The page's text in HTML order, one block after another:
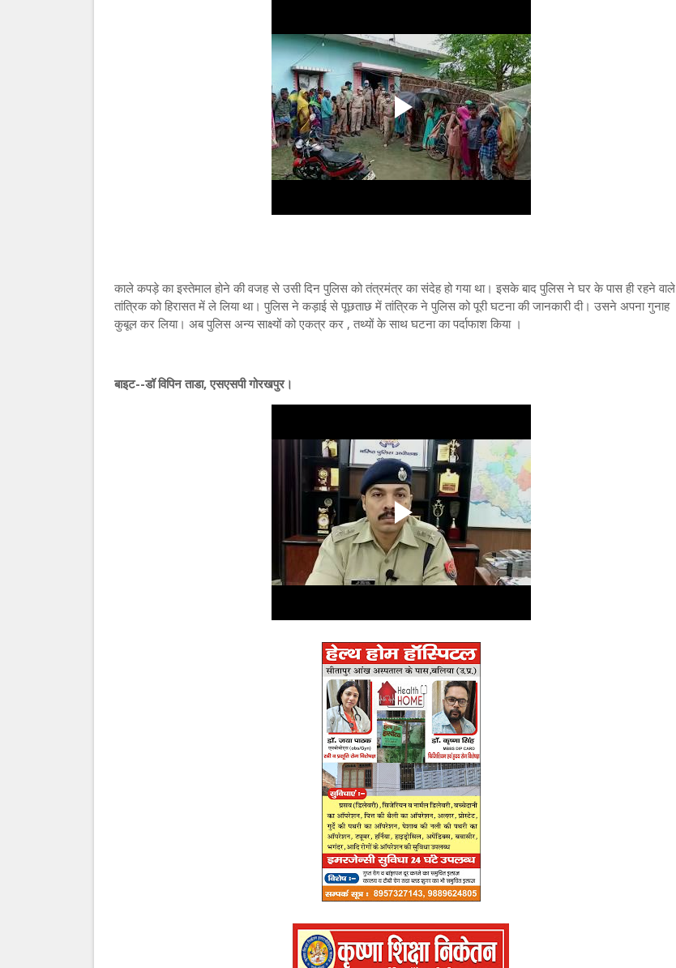
काले कपड़े का इस्तेमाल होने की वजह से उसी दिन पुलिस को तंत्रमंत्र का संदेह हो गया था। इसके बाद पुलिस ने घर के पास ही रहने वाले
तांत्रिक को हिरासत में ले लिया था। पुलिस ने कड़ाई से पूछताछ में तांत्रिक ने पुलिस को पूरी घटना की जानकारी दी। उसने अपना गुनाह
कुबूल कर लिया। अब पुलिस अन्य साक्ष्यों को एकत्र कर , तथ्यों के साथ घटना का पर्दाफाश किया ।
बाइट--डॉ विपिन ताडा, एसएसपी गोरखपुर।